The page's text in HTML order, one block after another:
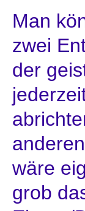
Man
zwei
der
wäre
grob